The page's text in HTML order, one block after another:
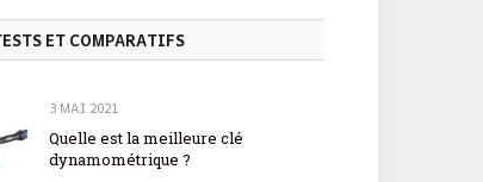
ET COMPARATIFS
3 MAI 2021
Quelle est la meilleure clé
dynamométrique ?